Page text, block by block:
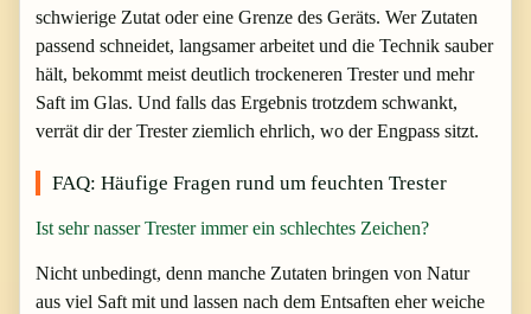
schwierige Zutat oder eine Grenze des Geräts. Wer Zutaten
passend schneidet, langsamer arbeitet und die Technik sauber
hält, bekommt meist deutlich trockeneren Trester und mehr
Saft im Glas. Und falls das Ergebnis trotzdem schwankt,
verrät dir der Trester ziemlich ehrlich, wo der Engpass sitzt.
FAQ: Häufige Fragen rund um feuchten Trester
Ist sehr nasser Trester immer ein schlechtes Zeichen?
Nicht unbedingt, denn manche Zutaten bringen von Natur
aus viel Saft mit und lassen nach dem Entsaften eher weiche